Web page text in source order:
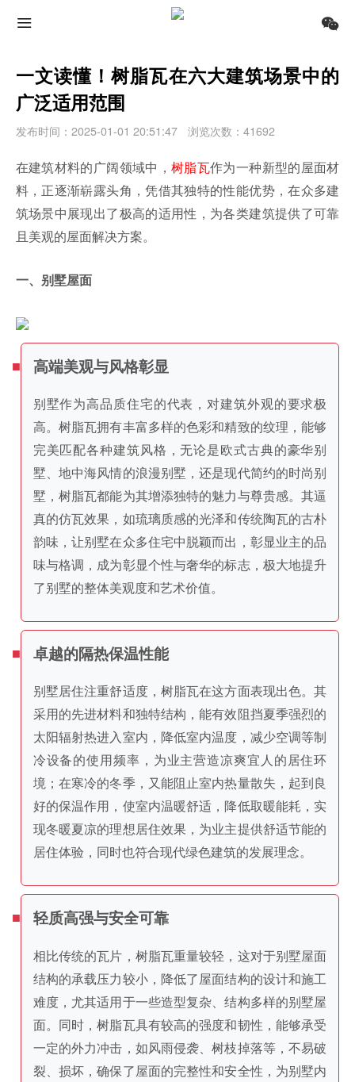
一文读懂！树脂瓦在六大建筑场景中的
广泛适用范围
发布时间：2025-01-01 20:51:47 浏览次数：41692
在建筑材料的广阔领域中， 树脂瓦作为一种新型的屋面材
料，正逐渐崭露头角，凭借其独特的性能优势，在众多建
筑场景中展现出了极高的适用性，为各类建筑提供了可靠
且美观的屋面解决方案。
一、别墅屋面
高端美观与风格彰显
别墅作为高品质住宅的代表，对建筑外观的要求极
高。树脂瓦拥有丰富多样的色彩和精致的纹理，能够
完美匹配各种建筑风格，无论是欧式古典的豪华别
墅、地中海风情的浪漫别墅，还是现代简约的时尚别
墅，树脂瓦都能为其增添独特的魅力与尊贵感。其逼
真的仿瓦效果，如琉璃质感的光泽和传统陶瓦的古朴
韵味，让别墅在众多住宅中脱颖而出，彰显业主的品
味与格调，成为彰显个性与奢华的标志，极大地提升
了别墅的整体美观度和艺术价值。
卓越的隔热保温性能
别墅居住注重舒适度，树脂瓦在这方面表现出色。其
采用的先进材料和独特结构，能有效阻挡夏季强烈的
太阳辐射热进入室内，降低室内温度，减少空调等制
冷设备的使用频率，为业主营造凉爽宜人的居住环
境；在寒冷的冬季，又能阻止室内热量散失，起到良
好的保温作用，使室内温暖舒适，降低取暖能耗，实
现冬暖夏凉的理想居住效果，为业主提供舒适节能的
居住体验，同时也符合现代绿色建筑的发展理念。
轻质高强与安全可靠
相比传统的瓦片，树脂瓦重量较轻，这对于别墅屋面
结构的承载压力较小，降低了屋面结构的设计和施工
难度，尤其适用于一些造型复杂、结构多样的别墅屋
面。同时，树脂瓦具有较高的强度和韧性，能够承受
一定的外力冲击，如风雨侵袭、树枝掉落等，不易破
裂、损坏，确保了屋面的完整性和安全性，为别墅内